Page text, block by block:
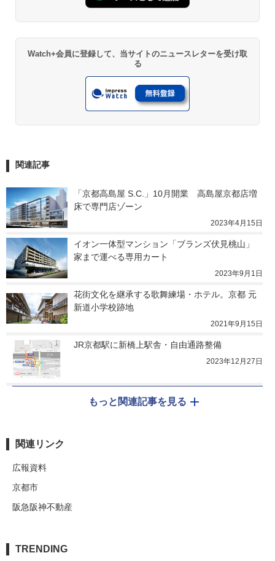
Watch+会員に登録して、当サイトのニュースレターを受け取
る
関連記事
「京都高島屋 S.C.」10月開業　高島屋京都店増
床で専門店ゾーン
2023年4月15日
イオン一体型マンション「ブランズ伏見桃山」
家まで運べる専用カート
2023年9月1日
花街文化を継承する歌舞練場・ホテル。京都 元
新道小学校跡地
2021年9月15日
JR京都駅に新橋上駅舎・自由通路整備
2023年12月27日
もっと関連記事を見る
関連リンク
広報資料
京都市
阪急阪神不動産
TRENDING